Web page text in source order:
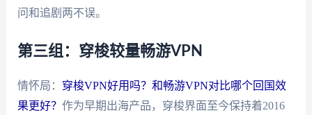
问和追剧两不误。
第三组：穿梭较量畅游VPN
情怀局： 穿梭VPN好用吗？和畅游VPN对比哪个回国效
果更好？ 作为早期出海产品，穿梭界面至今保持着2016